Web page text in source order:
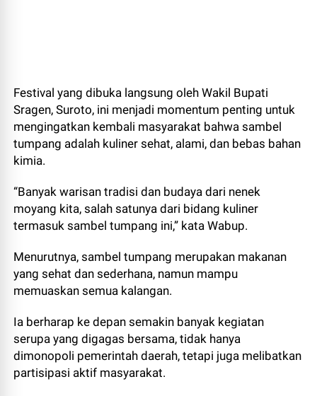
Festival yang dibuka langsung oleh Wakil Bupati
Sragen, Suroto, ini menjadi momentum penting untuk
mengingatkan kembali masyarakat bahwa sambel
tumpang adalah kuliner sehat, alami, dan bebas bahan
kimia.
“Banyak warisan tradisi dan budaya dari nenek
moyang kita, salah satunya dari bidang kuliner
termasuk sambel tumpang ini,” kata Wabup.
Menurutnya, sambel tumpang merupakan makanan
yang sehat dan sederhana, namun mampu
memuaskan semua kalangan.
Ia berharap ke depan semakin banyak kegiatan
serupa yang digagas bersama, tidak hanya
dimonopoli pemerintah daerah, tetapi juga melibatkan
partisipasi aktif masyarakat.